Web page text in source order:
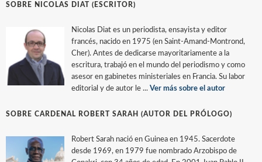
SOBRE NICOLAS DIAT (ESCRITOR)
Nicolas Diat es un periodista, ensayista y editor
francés, nacido en 1975 (en Saint-Amand-Montrond,
Cher). Antes de dedicarse mayoritariamente a la
escritura, trabajó en el mundo del periodismo y como
asesor en gabinetes ministeriales en Francia. Su labor
editorial y de autor le ... Ver más sobre el autor
SOBRE CARDENAL ROBERT SARAH (AUTOR DEL PRÓLOGO)
Robert Sarah nació en Guinea en 1945. Sacerdote
desde 1969, en 1979 fue nombrado Arzobispo de